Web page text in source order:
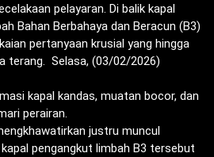
pelayaran. Di balik kapal
Bahan Berbahaya dan Beracun (B3)
pertanyaan krusial yang hingga
terang. Selasa, (03/02/2026)
kapal kandas, muatan bocor, dan
perairan.
justru muncul
pengangkut limbah B3 tersebut